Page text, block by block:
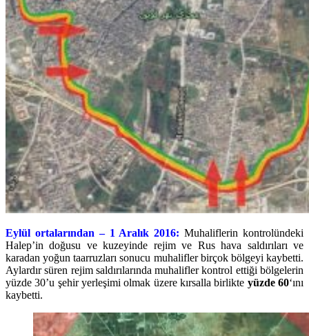
Eylül ortalarından – 1 Aralık 2016:Muhaliflerin kontrolündeki
Halep’in doğusu ve kuzeyinde rejim ve Rus hava saldırıları ve
karadan yoğun taarruzları sonucu muhalifler birçok bölgeyi kaybetti.
Aylardır süren rejim saldırılarında muhalifler kontrol ettiği bölgelerin
yüzde 30’u şehir yerleşimi olmak üzere kırsalla birlikte yüzde 60‘ını
kaybetti.